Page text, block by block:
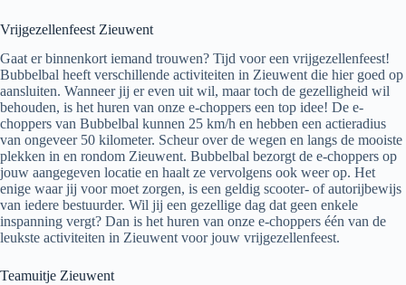
Vrijgezellenfeest Zieuwent
Gaat er binnenkort iemand trouwen? Tijd voor een vrijgezellenfeest!
Bubbelbal heeft verschillende activiteiten in Zieuwent die hier goed op
aansluiten. Wanneer jij er even uit wil, maar toch de gezelligheid wil
behouden, is het huren van onze e-choppers een top idee! De e-
choppers van Bubbelbal kunnen 25 km/h en hebben een actieradius
van ongeveer 50 kilometer. Scheur over de wegen en langs de mooiste
plekken in en rondom Zieuwent. Bubbelbal bezorgt de e-choppers op
jouw aangegeven locatie en haalt ze vervolgens ook weer op. Het
enige waar jij voor moet zorgen, is een geldig scooter- of autorijbewijs
van iedere bestuurder. Wil jij een gezellige dag dat geen enkele
inspanning vergt? Dan is het huren van onze e-choppers één van de
leukste activiteiten in Zieuwent voor jouw vrijgezellenfeest.
Teamuitje Zieuwent